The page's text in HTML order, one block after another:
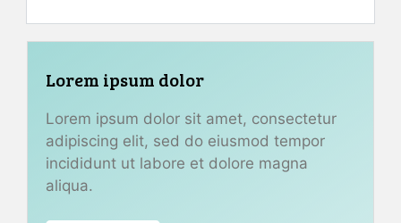
Lorem ipsum dolor
Lorem ipsum dolor sit amet, consectetur
adipiscing elit, sed do eiusmod tempor
incididunt ut labore et dolore magna
aliqua.